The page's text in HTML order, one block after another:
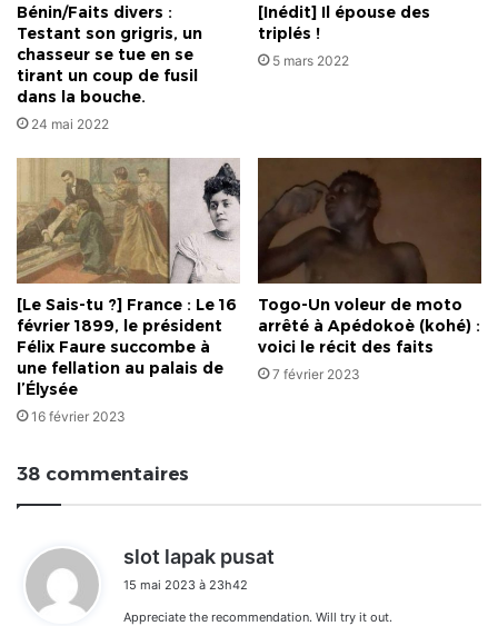
Bénin/Faits divers :
Testant son grigris, un
chasseur se tue en se
tirant un coup de fusil
dans la bouche.
24 mai 2022
[Inédit] Il épouse des
triplés !
5 mars 2022
[Le Sais-tu ?] France : Le 16
février 1899, le président
Félix Faure succombe à
une fellation au palais de
l’Élysée
16 février 2023
Togo-Un voleur de moto
arrêté à Apédokoè (kohé) :
voici le récit des faits
7 février 2023
38 commentaires
slot lapak pusat
15 mai 2023 à 23h42
Appreciate the recommendation. Will try it out.